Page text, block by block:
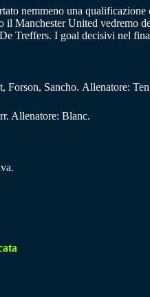
nemmeno una
Manchester United vedremo
Treffers. I goal decisivi nel
Forson, Sancho. Allenatore:
Allenatore: Blanc.